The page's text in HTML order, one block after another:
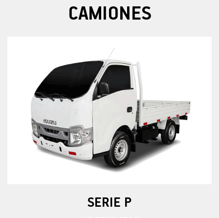
CAMIONES
SERIE P